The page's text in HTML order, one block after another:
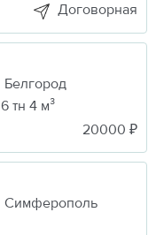
Договорная
Белгород
тн 4 м³
20000 ₽
Симферополь